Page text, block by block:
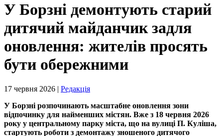
У Борзні демонтують старий
дитячий майданчик задля
оновлення: жителів просять
бути обережними
17 червня 2026 | Редакція
У Борзні розпочинають масштабне оновлення зони
відпочинку для найменших містян. Вже з 18 червня 2026
року у центральному парку міста, що на вулиці П. Куліша,
стартують роботи з демонтажу зношеного дитячого